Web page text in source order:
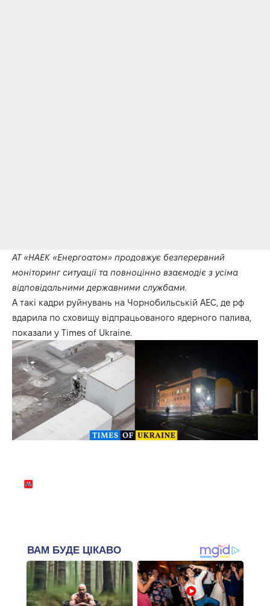
АТ «НАЕК «Енергоатом» продовжує безперервний
моніторинг ситуації та повноцінно взаємодіє з усіма
відповідальними державними службами.
А такі кадри руйнувань на Чорнобильській АЕС, де рф
вдарила по сховищу відпрацьованого ядерного палива,
показали у Times of Ukraine.